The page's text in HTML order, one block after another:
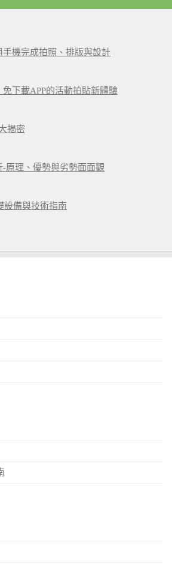
機完成拍照、排版與設計
下載APP的活動拍貼新體驗
揭密
原理、優勢與劣勢面面觀
設備與技術指南